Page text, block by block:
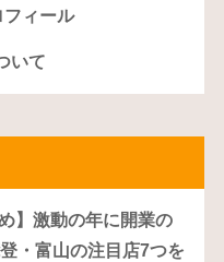
フィール
いて
】激動の年に開業の
・富山の注目店7つを